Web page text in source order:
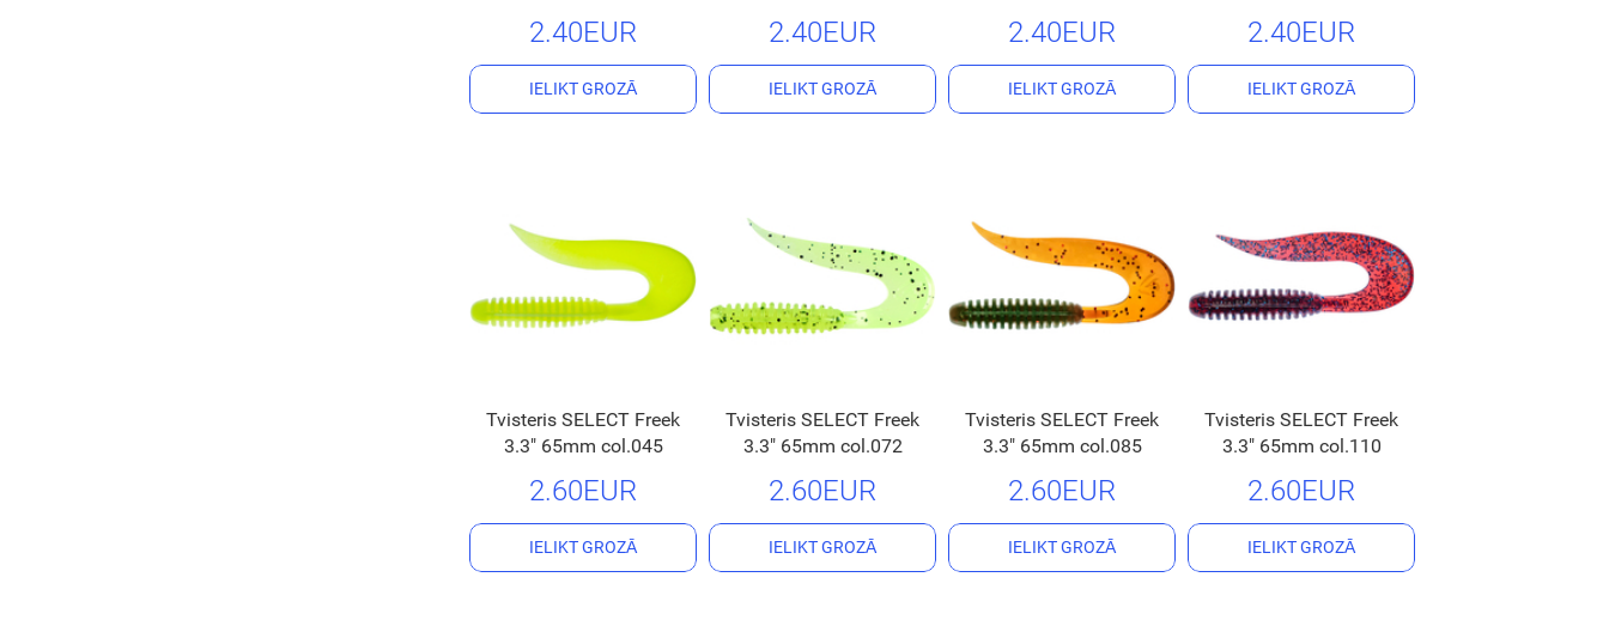
2.40EUR
IELIKT GROZĀ
2.40EUR
IELIKT GROZĀ
2.40EUR
IELIKT GROZĀ
2.40EUR
IELIKT GROZĀ
Tvisteris SELECT Freek
3.3" 65mm col.045
2.60EUR
IELIKT GROZĀ
Tvisteris SELECT Freek
3.3" 65mm col.072
2.60EUR
IELIKT GROZĀ
Tvisteris SELECT Freek
3.3" 65mm col.085
2.60EUR
IELIKT GROZĀ
Tvisteris SELECT Freek
3.3" 65mm col.110
2.60EUR
IELIKT GROZĀ